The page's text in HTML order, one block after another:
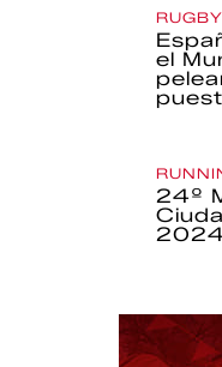
RUGBY
el
24º